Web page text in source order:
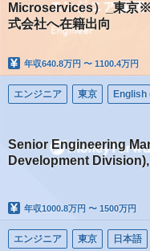
Microservices）_東京
式会社へ在籍出向
年収640.8万円 〜 1100.4万円
エンジニア 東京
Senior Engineering
Development
年収1000.8万円 〜 1500万円
エンジニア 東京 日本語